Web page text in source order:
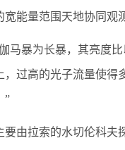
宽能量范围天地协同观
马暴为长暴，其亮度
，过高的光子流量使得
”
要由拉索的水切伦科夫